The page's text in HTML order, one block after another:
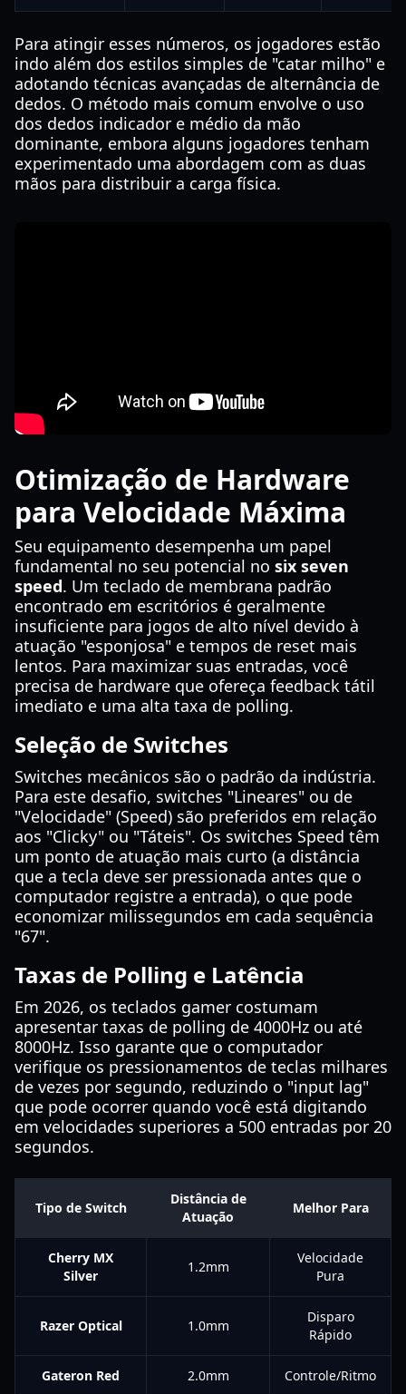
Para atingir esses números, os jogadores estão
indo além dos estilos simples de "catar milho" e
adotando técnicas avançadas de alternância de
dedos. O método mais comum envolve o uso
dos dedos indicador e médio da mão
dominante, embora alguns jogadores tenham
experimentado uma abordagem com as duas
mãos para distribuir a carga física.
Otimização de Hardware
para Velocidade Máxima
Seu equipamento desempenha um papel
fundamental no seu potencial no six seven
speed. Um teclado de membrana padrão
encontrado em escritórios é geralmente
insuficiente para jogos de alto nível devido à
atuação "esponjosa" e tempos de reset mais
lentos. Para maximizar suas entradas, você
precisa de hardware que ofereça feedback tátil
imediato e uma alta taxa de polling.
Seleção de Switches
Switches mecânicos são o padrão da indústria.
Para este desafio, switches "Lineares" ou de
"Velocidade" (Speed) são preferidos em relação
aos "Clicky" ou "Táteis". Os switches Speed têm
um ponto de atuação mais curto (a distância
que a tecla deve ser pressionada antes que o
computador registre a entrada), o que pode
economizar milissegundos em cada sequência
"67".
Taxas de Polling e Latência
Em 2026, os teclados gamer costumam
apresentar taxas de polling de 4000Hz ou até
8000Hz. Isso garante que o computador
verifique os pressionamentos de teclas milhares
de vezes por segundo, reduzindo o "input lag"
que pode ocorrer quando você está digitando
em velocidades superiores a 500 entradas por 20
segundos.
Tipo de Switch
Distância de
Atuação
Melhor Para
Cherry MX
Silver
1.2mm
Velocidade
Pura
Razer Optical 1.0mm
Disparo
Rápido
Gateron Red 2.0mm Controle/Ritmo